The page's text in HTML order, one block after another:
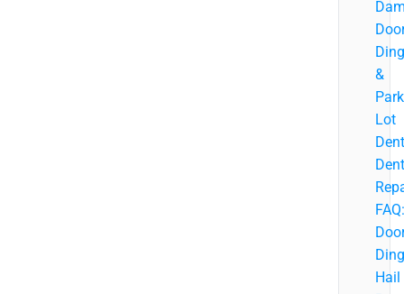
&
Lot
Dent
FAQ:
Hail